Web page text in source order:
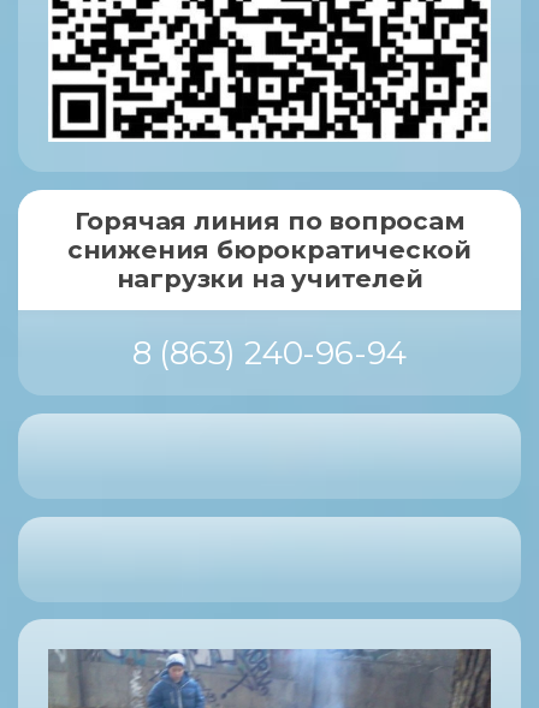
Горячая линия по вопросам
снижения бюрократической
нагрузки на учителей
8 (863) 240-96-94